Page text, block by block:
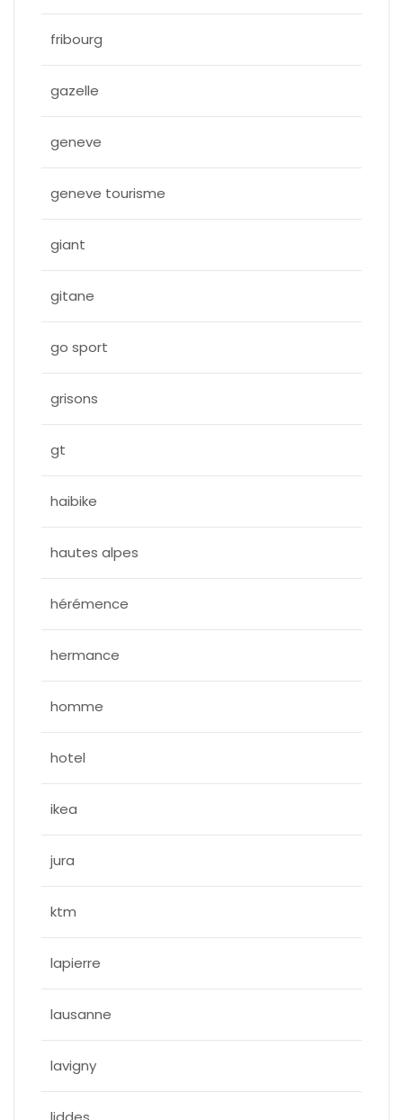
fribourg
gazelle
geneve
geneve tourisme
giant
gitane
go sport
grisons
gt
haibike
hautes alpes
hérémence
hermance
homme
hotel
ikea
jura
ktm
lapierre
lausanne
lavigny